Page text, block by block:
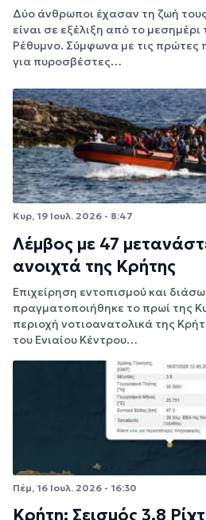
Δύο άνθρωποι έχασαν τη ζωή
είναι σε εξέλιξη από το
Ρέθυμνο. Σύμφωνα με τις πρώτες
για πυροσβέστες…
Κυρ, 19 Ιουλ. 2026 - 8:47
Λέμβος με 47
ανοιχτά της Κρήτης
Επιχείρηση εντοπισμού και
πραγματοποιήθηκε το πρωί της
περιοχή νοτιοανατολικά της
του Ενιαίου Κέντρου…
Πέμ, 16 Ιουλ. 2026 - 16:30
Κρήτη: Σεισμός 3,8